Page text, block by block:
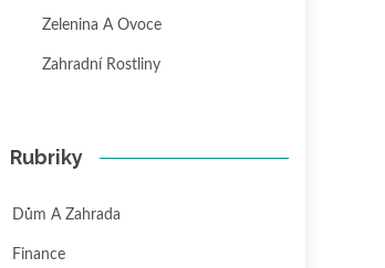
Zelenina A Ovoce
Zahradní Rostliny
Rubriky
Dům A Zahrada
Finance